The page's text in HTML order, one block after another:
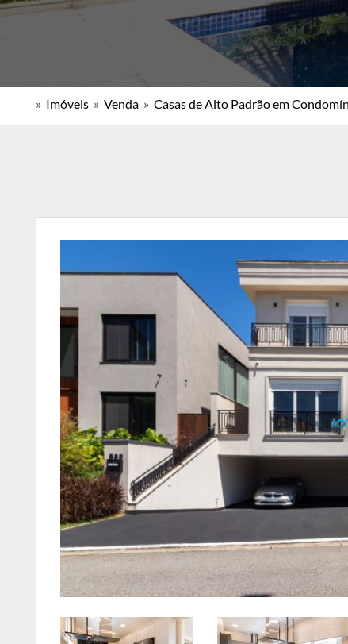
» Imóveis » Venda » Casas de Alto Padrão em